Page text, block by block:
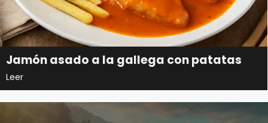
Jamón asado a la gallega con patatas
Leer